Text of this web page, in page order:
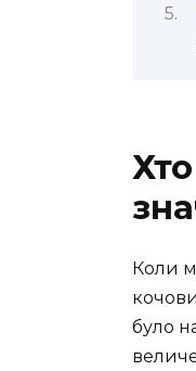
Коли
було